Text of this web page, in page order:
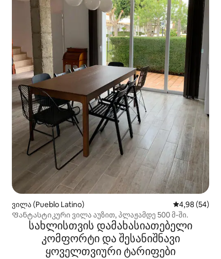
ვილა (Pueblo Latino) საშუალო
4,98 (54)
Ფანტასტიკური ვილა აუზით, პლაჟამდე 500 მ-ში.
სახლისთვის დამახასიათებელი
კომფორტი და შესანიშნავი
ყოველთვიური ტარიფები